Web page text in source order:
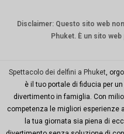
australia
Città di
New
York
TWD
Disclaimer: Questo sito web
Phuket. È un sito
Spettacolo dei delfini a Phuket ,
è il tuo portale di fiducia per
divertimento in famiglia. Con
competenza le migliori esperienze
la tua giornata sia piena di